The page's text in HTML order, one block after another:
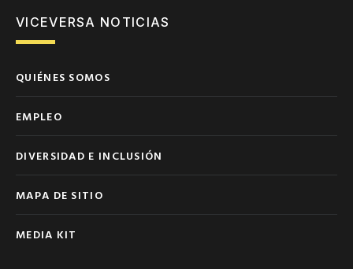
VICEVERSA NOTICIAS
QUIÉNES SOMOS
EMPLEO
DIVERSIDAD E INCLUSIÓN
MAPA DE SITIO
MEDIA KIT